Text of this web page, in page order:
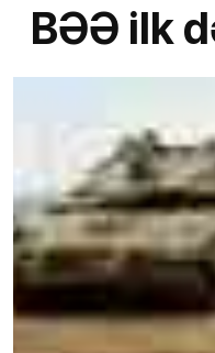
BƏƏ ilk